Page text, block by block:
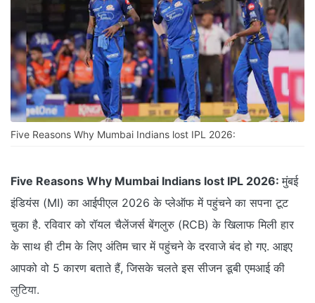
Five Reasons Why Mumbai Indians lost IPL 2026:
Five Reasons Why Mumbai Indians lost IPL 2026:मुंबई
इंडियंस (MI) का आईपीएल 2026 के प्लेऑफ में पहुंचने का सपना टूट
चुका है. रविवार को रॉयल चैलेंजर्स बेंगलुरु (RCB) के खिलाफ मिली हार
के साथ ही टीम के लिए अंतिम चार में पहुंचने के दरवाजे बंद हो गए. आइए
आपको वो 5 कारण बताते हैं, जिसके चलते इस सीजन डूबी एमआई की
लुटिया.